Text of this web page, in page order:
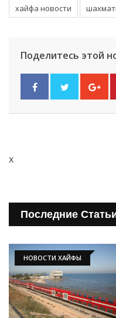
хайфа новости
Поделитесь этой
x
Последние
НОВОСТИ ХАЙФЫ